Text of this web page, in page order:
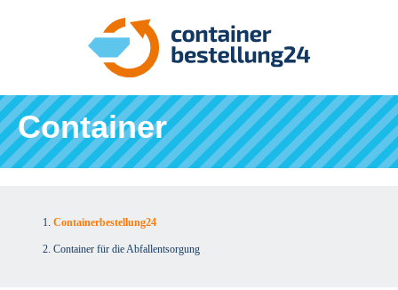
Container
Containerbestellung24
Container für die Abfallentsorgung